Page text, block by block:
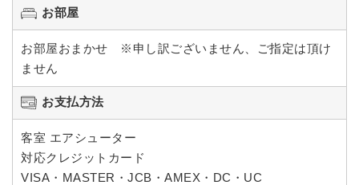
お部屋
お部屋おまかせ ※申し訳ございません、ご指定は頂け
ません
お支払方法
客室 エアシューター
対応クレジットカード
VISA・MASTER・JCB・AMEX・DC・UC